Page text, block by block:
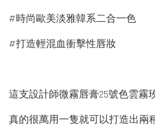
#時尚歐美淡雅韓系二合一色
#打造輕混血衝擊性唇妝
這支設計師微霧唇膏25號色雲霧
真的很萬用一隻就可以打造出兩